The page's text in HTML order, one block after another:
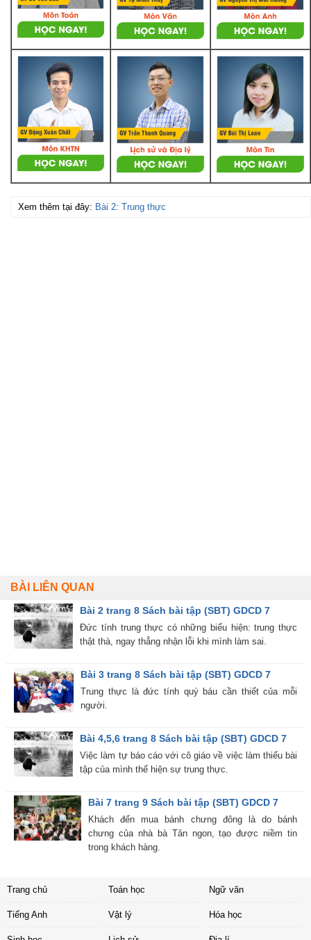
Xem thêm tại đây: Bài 2: Trung thực
BÀI LIÊN QUAN
Bài 2 trang 8 Sách bài tập (SBT) GDCD 7
Đức tính trung thực có những biểu hiện: trung thực
thật thà, ngay thẳng nhận lỗi khi mình làm sai.
Bài 3 trang 8 Sách bài tập (SBT) GDCD 7
Trung thực là đức tính quý báu cần thiết của mỗi
người.
Bài 4,5,6 trang 8 Sách bài tập (SBT) GDCD 7
Việc làm tự báo cáo với cô giáo về việc làm thiếu bài
tập của mình thể hiện sự trung thực.
Bài 7 trang 9 Sách bài tập (SBT) GDCD 7
Khách đến mua bánh chưng đông là do bánh
chưng của nhà bà Tân ngon, tạo được niềm tin
trong khách hàng.
Trang chủ Toán học Ngữ văn
Tiếng Anh Vật lý Hóa học